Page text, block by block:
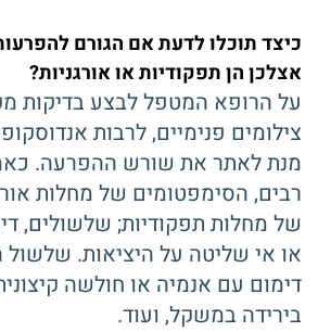
כיצד תוכלו לדעת אם הגורם
אצלכן הן תפקודיות או אורגניות?
על הרופא המטפל לבצע בדיקות
צילומים פנימיים, לרבות
מנת לאתר את שורש ההפרעה.
רבים, הסימפטומים של מחלות
של מחלות תפקודיות; שלשולים,
או אי שליטה על היציאות. שלשול
דימום עם אנמיה או חולשה
בירידה במשקל, ועוד.